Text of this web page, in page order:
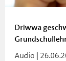
Driwwa
Audio |